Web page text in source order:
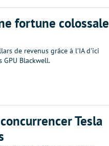
fortune colossale
de revenus grâce à l'IA d'ici
GPU Blackwell.
Tesla